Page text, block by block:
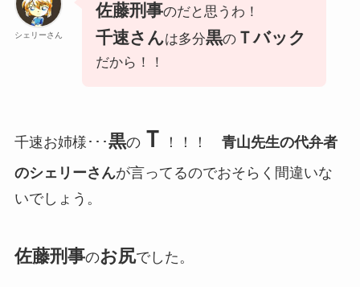
シェリーさん
佐藤刑事のだと思うわ！
千速さんは多分黒のＴバック
だから！！
千速お姉様･･･黒のＴ ！！！ 青山先生の代弁者
のシェリーさんが言ってるのでおそらく間違いな
いでしょう。
佐藤刑事のお尻でした。